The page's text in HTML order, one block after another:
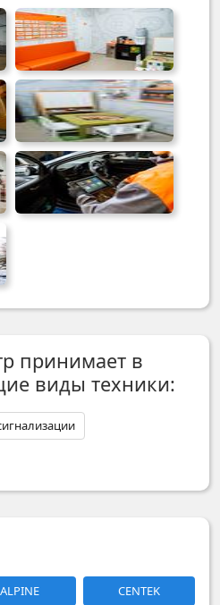
принимает в
виды техники:
ALPINE CENTEK